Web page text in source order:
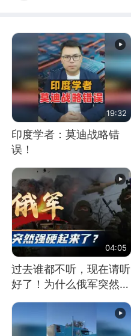
19:32
印度学者：莫迪战略错
误！
04:05
过去谁都不听，现在请听
好了！为什么俄军突然强